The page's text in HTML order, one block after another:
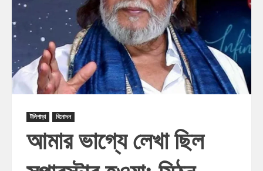
টলিপাড়া বিনোদন
আমার ভাগ্যে লেখা ছিল